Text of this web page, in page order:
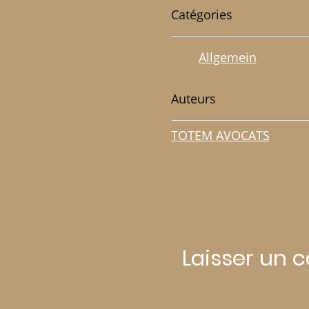
Catégories
Allgemein
Auteurs
TOTEM AVOCATS
Laisser un